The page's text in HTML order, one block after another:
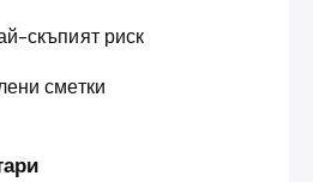
скъпият риск
сметки